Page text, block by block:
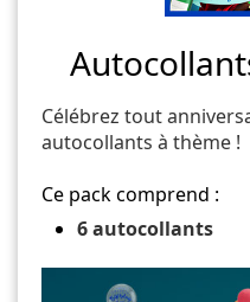
Célébrez tout
autocollants à thème !
Ce pack comprend :
6 autocollants